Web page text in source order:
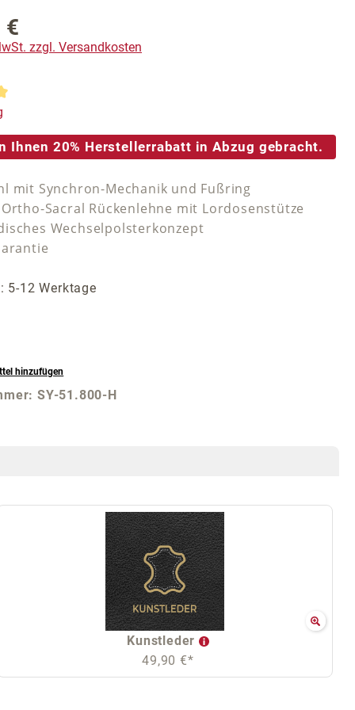
€
zzgl. Versandkosten
Bewertung von 5 von 5 Sternen
Ihnen 20% Herstellerrabatt in Abzug gebracht.
mit Synchron-Mechanik und Fußring
Sacral Rückenlehne mit Lordosenstütze
Wechselpolsterkonzept
5-12 Werktage
hinzufügen
SY-51.800-H
Kunstleder
49,90 €*